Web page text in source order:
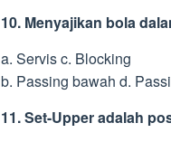
10. Menyajikan bola
a. Servis c. Blocking
b. Passing bawah d.
11. Set-Upper adalah